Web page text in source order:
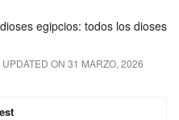
egipcios: todos los dioses
ON 31 MARZO, 2026